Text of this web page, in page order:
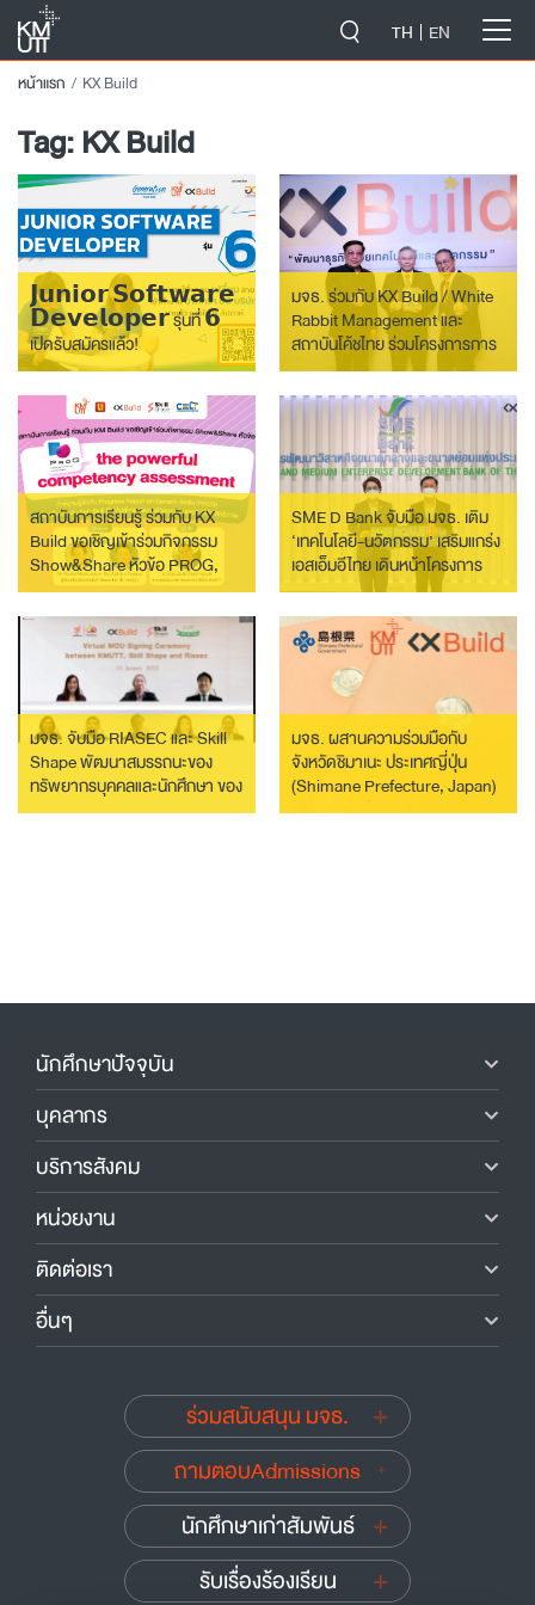
TH EN
หน้าแรก KX Build
Tag:KX Build
𝗝𝘂𝗻𝗶𝗼𝗿 𝗦𝗼𝗳𝘁𝘄𝗮𝗿𝗲
𝗗𝗲𝘃𝗲𝗹𝗼𝗽𝗲𝗿 รุ่นที่ 𝟲
เปิดรับสมัครแล้ว!
มจธ. ร่วมกับ KX Build / White
Rabbit Management และ
สถาบันโค้ชไทย ร่วมโครงการการ
ศึกษาสู่อนาคตสำหรับเยาวชนไทย
สถาบันการเรียนรู้ ร่วมกับ KX
Build ขอเชิญเข้าร่วมกิจกรรม
Show&Share หัวข้อ PROG,
the powerful competency
assessment
SME D Bank จับมือ มจธ. เติม
‘เทคโนโลยี-นวัตกรรม’ เสริมแกร่ง
เอสเอ็มอีไทย เดินหน้าโครงการ
Scale Up ปี 4 ยกระดับเติบโต
ยั่งยืนตามแนวทาง BCG Model
มจธ. จับมือ RIASEC และ Skill
Shape พัฒนาสมรรถนะของ
ทรัพยากรบุคคลและนักศึกษา ของ
ประเทศไทย
มจธ. ผสานความร่วมมือกับ
จังหวัดชิมาเนะ ประเทศญี่ปุ่น
(Shimane Prefecture, Japan)
สร้างโอกาสในการเจรจาธุรกิจ
นักศึกษาปัจจุบัน
บุคลากร
บริการสังคม
หน่วยงาน
ติดต่อเรา
อื่นๆ
ร่วมสนับสนุน มจธ.
ถามตอบAdmissions
นักศึกษาเก่าสัมพันธ์
รับเรื่องร้องเรียน